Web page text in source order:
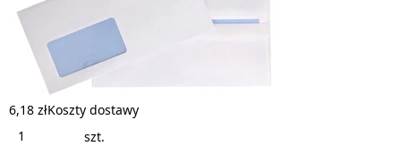
6,18 złKoszty dostawy
szt.